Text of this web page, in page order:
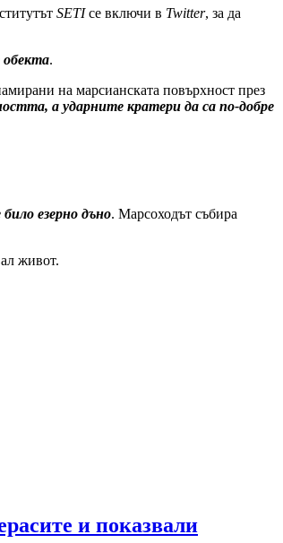
SETIсе включи в Twitter, за да
обекта.
на марсианската повърхност през
а ударните кратери да са по-добре
било езерно дъно. Марсоходът събира
живот.
и показвали